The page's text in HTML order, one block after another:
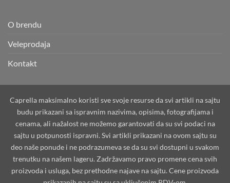
O brendu
Veleprodaja
Kontakt
Caprella maksimalno koristi sve svoje resurse da svi artikli na sajtu
budu prikazani sa ispravnim nazivima, opisima, fotografijama i
cenama, ali nažalost ne možemo garantovati da su svi podaci na
sajtu u potpunosti ispravni. Svi artikli prikazani na ovom sajtu su
deo naše ponude i ne podrazumeva se da su svi dostupni u svakom
trenutku na našem lageru. Zadržavamo pravo promene cena svih
proizvoda i usluga, bez prethodne najave na sajtu. Cene proizvoda